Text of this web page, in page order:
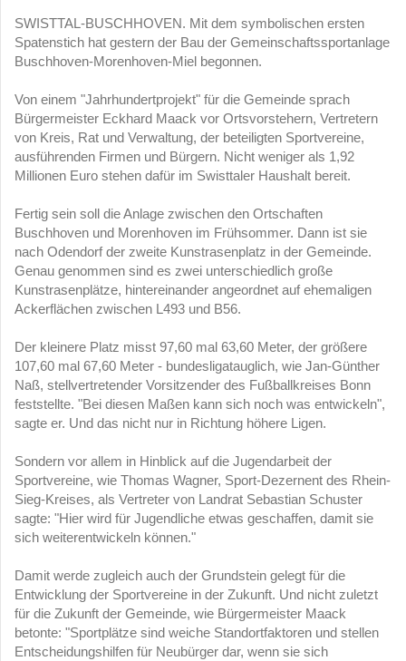
SWISTTAL-BUSCHHOVEN. Mit dem symbolischen ersten
Spatenstich hat gestern der Bau der Gemeinschaftssportanlage
Buschhoven-Morenhoven-Miel begonnen.
Von einem "Jahrhundertprojekt" für die Gemeinde sprach
Bürgermeister Eckhard Maack vor Ortsvorstehern, Vertretern
von Kreis, Rat und Verwaltung, der beteiligten Sportvereine,
ausführenden Firmen und Bürgern. Nicht weniger als 1,92
Millionen Euro stehen dafür im Swisttaler Haushalt bereit.
Fertig sein soll die Anlage zwischen den Ortschaften
Buschhoven und Morenhoven im Frühsommer. Dann ist sie
nach Odendorf der zweite Kunstrasenplatz in der Gemeinde.
Genau genommen sind es zwei unterschiedlich große
Kunstrasenplätze, hintereinander angeordnet auf ehemaligen
Ackerflächen zwischen L493 und B56.
Der kleinere Platz misst 97,60 mal 63,60 Meter, der größere
107,60 mal 67,60 Meter - bundesligatauglich, wie Jan-Günther
Naß, stellvertretender Vorsitzender des Fußballkreises Bonn
feststellte. "Bei diesen Maßen kann sich noch was entwickeln",
sagte er. Und das nicht nur in Richtung höhere Ligen.
Sondern vor allem in Hinblick auf die Jugendarbeit der
Sportvereine, wie Thomas Wagner, Sport-Dezernent des Rhein-
Sieg-Kreises, als Vertreter von Landrat Sebastian Schuster
sagte: "Hier wird für Jugendliche etwas geschaffen, damit sie
sich weiterentwickeln können."
Damit werde zugleich auch der Grundstein gelegt für die
Entwicklung der Sportvereine in der Zukunft. Und nicht zuletzt
für die Zukunft der Gemeinde, wie Bürgermeister Maack
betonte: "Sportplätze sind weiche Standortfaktoren und stellen
Entscheidungshilfen für Neubürger dar, wenn sie sich